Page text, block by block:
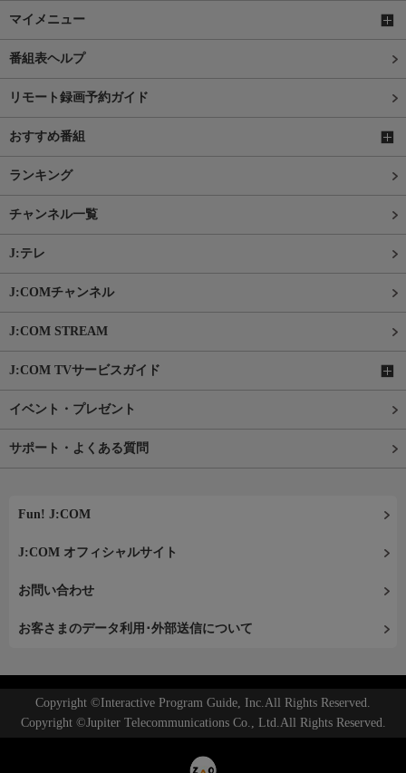
マイメニュー
番組表ヘルプ
リモート録画予約ガイド
おすすめ番組
ランキング
チャンネル一覧
J:テレ
J:COMチャンネル
J:COM STREAM
J:COM TVサービスガイド
イベント・プレゼント
サポート・よくある質問
Fun! J:COM
J:COM オフィシャルサイト
お問い合わせ
お客さまのデータ利用･外部送信について
Copyright ©Interactive Program Guide, Inc.All Rights Reserved.
Copyright ©Jupiter Telecommunications Co., Ltd.All Rights Reserved.